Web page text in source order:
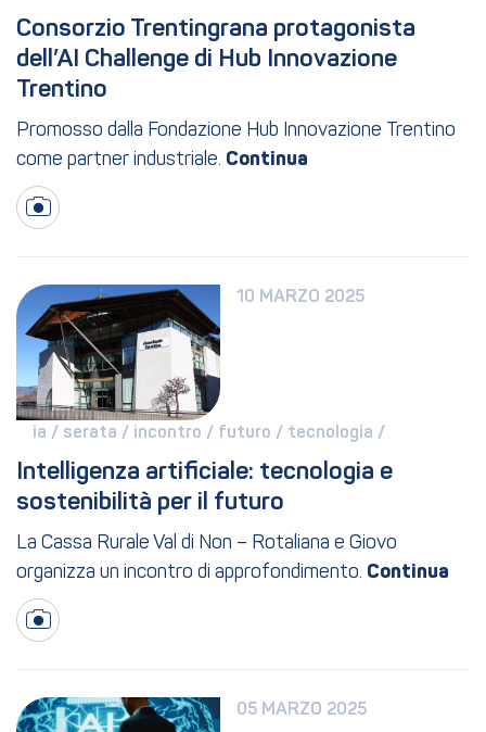
Consorzio Trentingrana protagonista
dell’AI Challenge di Hub Innovazione
Trentino
Promosso dalla Fondazione Hub Innovazione Trentino
come partner industriale.
10 MARZO 2025
ia / serata / incontro / futuro / tecnologia /
Intelligenza artificiale: tecnologia e
sostenibilità per il futuro
La Cassa Rurale Val di Non – Rotaliana e Giovo
organizza un incontro di approfondimento.
05 MARZO 2025